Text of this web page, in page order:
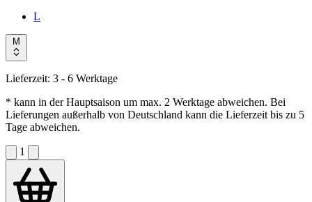
L
M
Lieferzeit: 3 - 6 Werktage
* kann in der Hauptsaison um max. 2 Werktage abweichen. Bei
Lieferungen außerhalb von Deutschland kann die Lieferzeit bis zu 5
Tage abweichen.
1